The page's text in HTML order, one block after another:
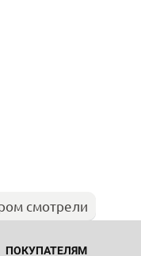
смотрели
ПОКУПАТЕЛЯМ